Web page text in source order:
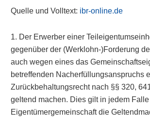
Quelle und Volltext: ibr-online.de
1. Der Erwerber einer
gegenüber der (Werklohn-)Forderung
auch wegen eines das
betreffenden Nacherfüllungsanspruchs
Zurückbehaltungsrecht nach §§ 320,
geltend machen. Dies gilt in jedem
Eigentümergemeinschaft die